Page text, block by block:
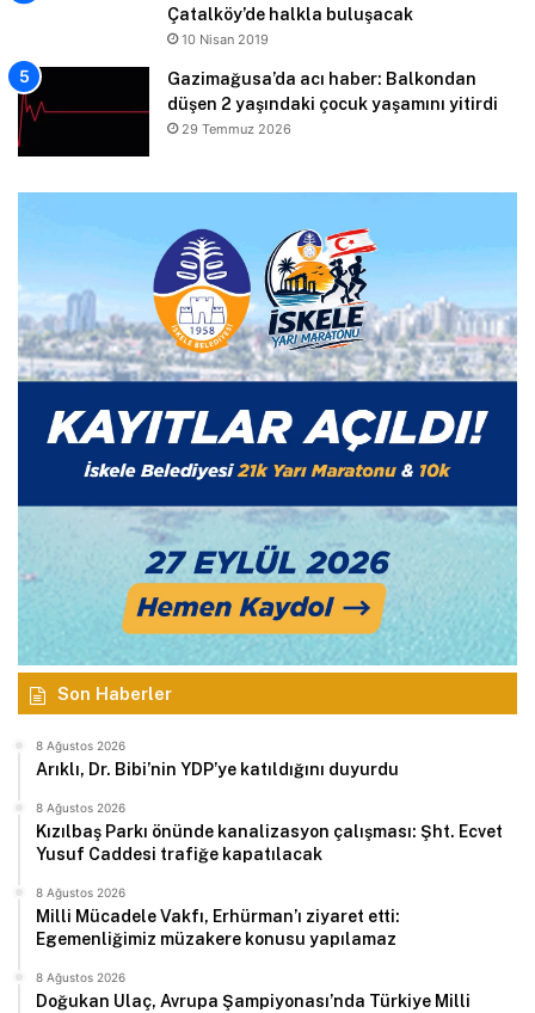
Çatalköy’de halkla buluşacak
10 Nisan 2019
Gazimağusa’da acı haber: Balkondan
düşen 2 yaşındaki çocuk yaşamını yitirdi
29 Temmuz 2026
Son Haberler
8 Ağustos 2026
Arıklı, Dr. Bibi’nin YDP’ye katıldığını duyurdu
8 Ağustos 2026
Kızılbaş Parkı önünde kanalizasyon çalışması: Şht. Ecvet
Yusuf Caddesi trafiğe kapatılacak
8 Ağustos 2026
Milli Mücadele Vakfı, Erhürman’ı ziyaret etti:
Egemenliğimiz müzakere konusu yapılamaz
8 Ağustos 2026
Doğukan Ulaç, Avrupa Şampiyonası’nda Türkiye Milli